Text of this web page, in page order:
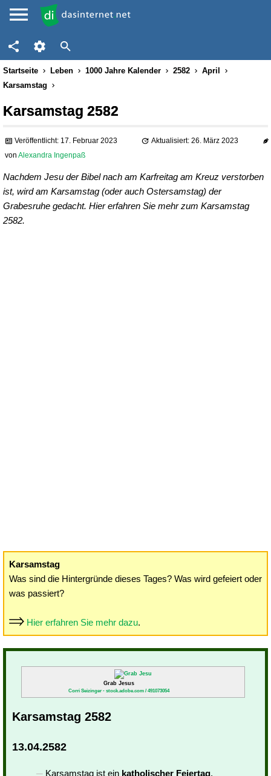
Startseite Leben 1000 Jahre Kalender 2582
April
Karsamstag
Karsamstag 2582
Veröffentlicht: 17. Februar 2023
Aktualisiert: 26. März 2023
von Alexandra Ingenpaß
Nachdem Jesu der Bibel nach am Karfreitag am Kreuz verstorben
ist, wird am Karsamstag (oder auch Ostersamstag) der
Grabesruhe gedacht. Hier erfahren Sie mehr zum Karsamstag
2582.
Karsamstag
Was sind die Hintergründe dieses Tages? Was wird gefeiert oder
was passiert?
Hier erfahren Sie mehr dazu.
Grab Jesus
Corri Seizinger - stock.adobe.com / 491073054
Karsamstag 2582
13.04.2582
Karsamstag ist ein katholischer Feiertag.